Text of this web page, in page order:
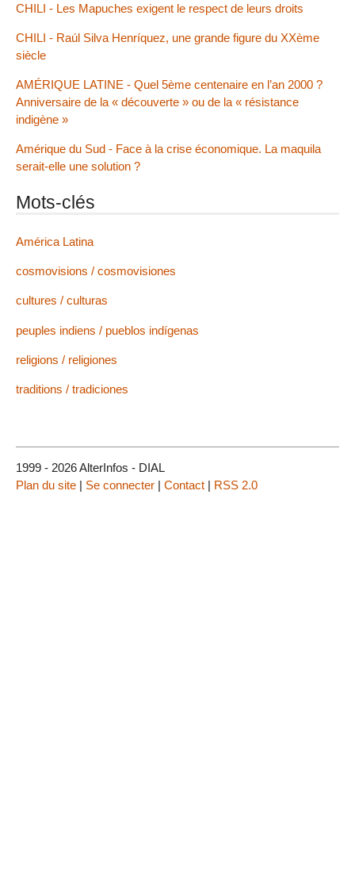
CHILI - Les Mapuches exigent le respect de leurs droits
CHILI - Raúl Silva Henríquez, une grande figure du XXème
siècle
AMÉRIQUE LATINE - Quel 5ème centenaire en l’an 2000 ?
Anniversaire de la « découverte » ou de la « résistance
indigène »
Amérique du Sud - Face à la crise économique. La maquila
serait-elle une solution ?
Mots-clés
América Latina
cosmovisions / cosmovisiones
cultures / culturas
peuples indiens / pueblos indígenas
religions / religiones
traditions / tradiciones
1999 - 2026 AlterInfos - DIAL
Plan du site | Se connecter | Contact | RSS 2.0